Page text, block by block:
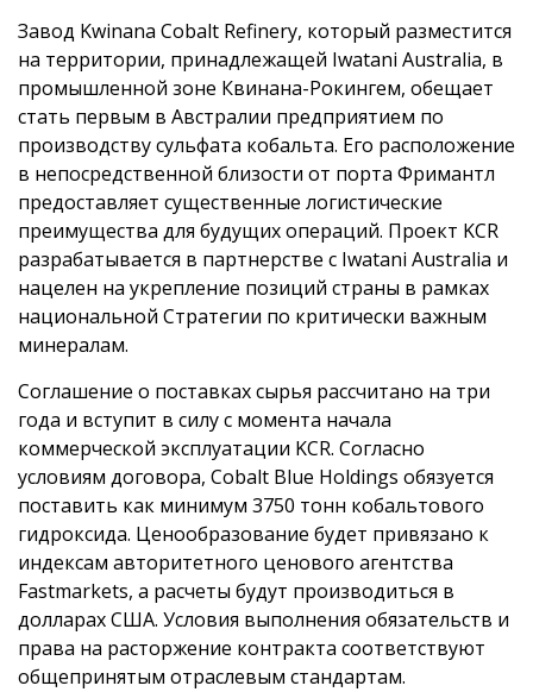
Завод Kwinana Cobalt Refinery, который разместится
на территории, принадлежащей Iwatani Australia, в
промышленной зоне Квинана-Рокингем, обещает
стать первым в Австралии предприятием по
производству сульфата кобальта. Его расположение
в непосредственной близости от порта Фримантл
предоставляет существенные логистические
преимущества для будущих операций. Проект KCR
разрабатывается в партнерстве с Iwatani Australia и
нацелен на укрепление позиций страны в рамках
национальной Стратегии по критически важным
минералам.
Соглашение о поставках сырья рассчитано на три
года и вступит в силу с момента начала
коммерческой эксплуатации KCR. Согласно
условиям договора, Cobalt Blue Holdings обязуется
поставить как минимум 3750 тонн кобальтового
гидроксида. Ценообразование будет привязано к
индексам авторитетного ценового агентства
Fastmarkets, а расчеты будут производиться в
долларах США. Условия выполнения обязательств и
права на расторжение контракта соответствуют
общепринятым отраслевым стандартам.